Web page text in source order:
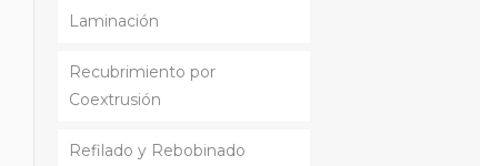
Laminación
Recubrimiento por
Coextrusión
Refilado y Rebobinado